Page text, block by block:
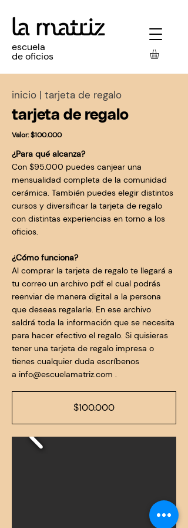
escuela
de oficios
inicio | tarjeta de regalo
tarjeta de regalo
Valor:$100.000
¿Para qué alcanza?
Con $95.000 puedes canjear una
mensualidad completa de la comunidad
cerámica. También puedes elegir distintos
cursos y diversificar la tarjeta de regalo
con distintas experiencias en torno a los
oficios.
¿Cómo funciona?
Al comprar la tarjeta de regalo te llegará a
tu correo un archivo pdf el cual podrás
reenviar de manera digital a la persona
que deseas regalarle. En ese archivo
saldrá toda la información que se necesita
para hacer efectivo el regalo. Si quisieras
tener una tarjeta de regalo impresa o
tienes cualquier duda escríbenos
a info@escuelamatriz.com .
$100.000